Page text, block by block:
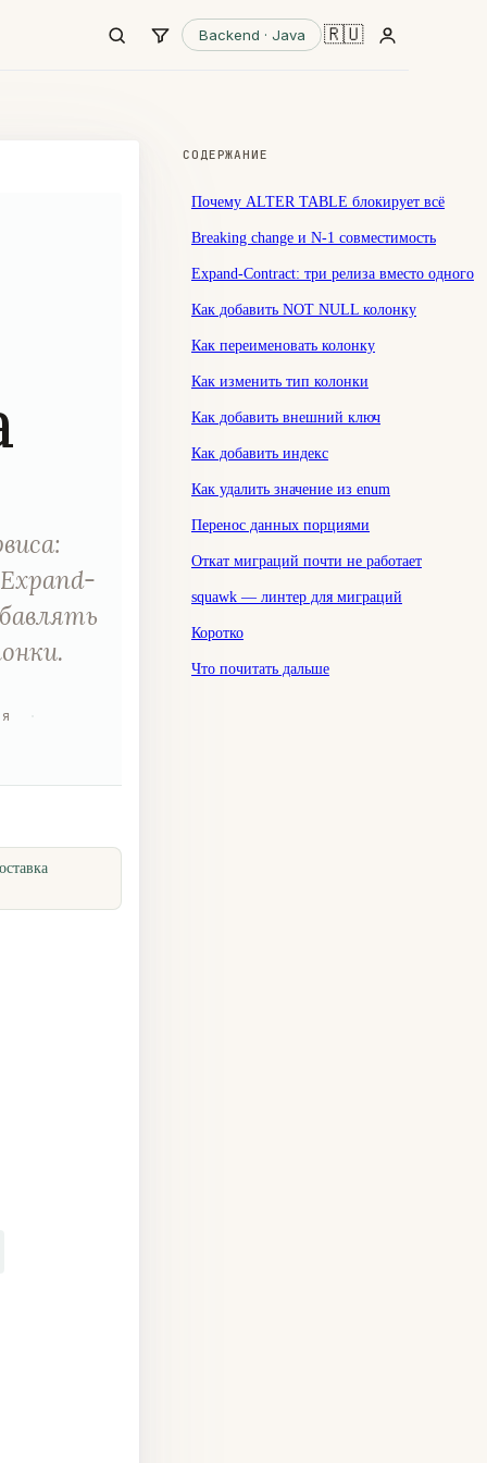
Backend · Java 🇷🇺
СОДЕРЖАНИЕ
Почему ALTER TABLE блокирует всё
Breaking change и N-1 совместимость
Expand-Contract: три релиза вместо одного
Как добавить NOT NULL колонку
Как переименовать колонку
Как изменить тип колонки
Как добавить внешний ключ
Как добавить индекс
Как удалить значение из enum
Перенос данных порциями
Откат миграций почти не работает
squawk — линтер для миграций
Коротко
Что почитать дальше